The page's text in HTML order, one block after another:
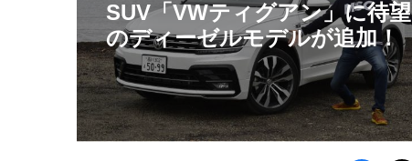
SUV「VWティグアン」に待望
のディーゼルモデルが追加！